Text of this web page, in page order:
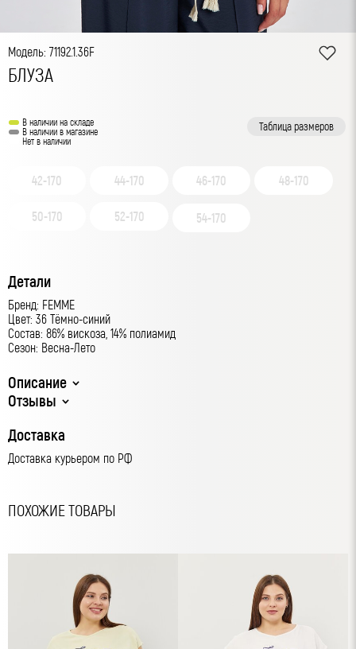
Модель: 71192.1.36F
БЛУЗА
В наличии на складе
В наличии в магазине
Нет в наличии
Таблица размеров
42-170 44-170 46-170 48-170
50-170 52-170 54-170
Детали
Бренд: FEMME
Цвет: 36 Тёмно-синий
Состав: 86% вискоза, 14% полиамид
Сезон: Весна-Лето
Описание
Отзывы
Доставка
Доставка курьером по РФ
ПОХОЖИЕ ТОВАРЫ